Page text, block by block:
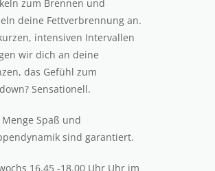
zum Brennen und
deine Fettverbrennung an.
intensiven Intervallen
wir dich an deine
das Gefühl zum
Sensationell.
Menge Spaß und
sind garantiert.
16.45 -18.00 Uhr Uhr im